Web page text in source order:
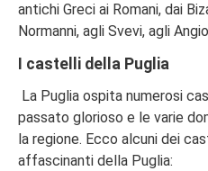
antichi Greci ai Romani, dai
Normanni, agli Svevi, agli
I castelli della Puglia
La Puglia ospita numerosi
passato glorioso e le varie
la regione. Ecco alcuni dei
affascinanti della Puglia: